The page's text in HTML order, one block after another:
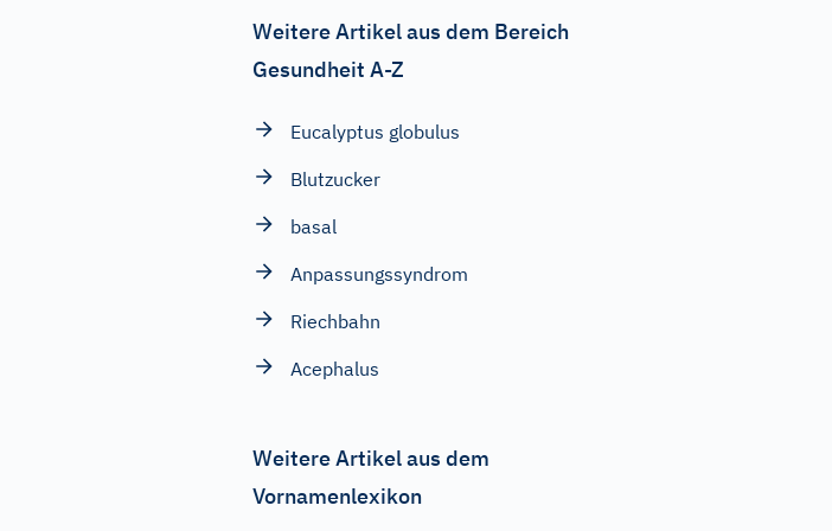
Weitere Artikel aus dem Bereich
Gesundheit A-Z
Eucalyptus globulus
Blutzucker
basal
Anpassungssyndrom
Riechbahn
Acephalus
Weitere Artikel aus dem
Vornamenlexikon